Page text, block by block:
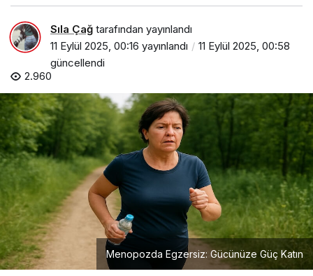
Sıla Çağ tarafından yayınlandı
11 Eylül 2025, 00:16 yayınlandı
11 Eylül 2025, 00:58
güncellendi
2.960
Menopozda Egzersiz: Gücünüze Güç Katın